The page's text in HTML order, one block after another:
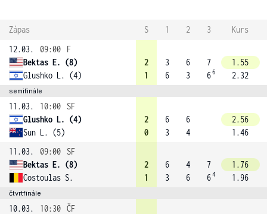
Zápas S 1 2 3
Kurs
12.03.
09:00
F
Bektas E. (8)
Glushko L. (4)
2
1
3
6
6
3
7
66
1.55
2.32
semifinále
11.03. 10:00
SF
Glushko L. (4)
Sun L. (5)
2
0
6
3
6
4
2.56
1.46
11.03.
09:00
SF
Bektas E. (8)
Costoulas S.
2
1
6
3
4
6
7
64
1.76
1.96
čtvrtfinále
10.03. 10:30 ČF